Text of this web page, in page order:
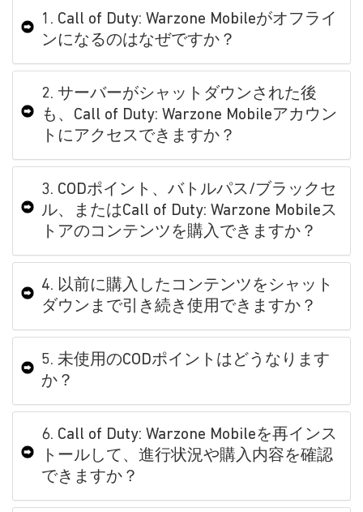
1. Call of Duty: Warzone Mobileがオフライ
ンになるのはなぜですか？
2. サーバーがシャットダウンされた後
も、Call of Duty: Warzone Mobileアカウン
トにアクセスできますか？
3. CODポイント、バトルパス/ブラックセ
ル、またはCall of Duty: Warzone Mobileス
トアのコンテンツを購入できますか？
4. 以前に購入したコンテンツをシャット
ダウンまで引き続き使用できますか？
5. 未使用のCODポイントはどうなります
か？
6. Call of Duty: Warzone Mobileを再インス
トールして、進行状況や購入内容を確認
できますか？